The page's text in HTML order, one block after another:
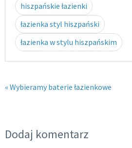
hiszpańskie łazienki
łazienka styl hiszpański
łazienka w stylu hiszpańskim
« Wybieramy baterie łazienkowe
Dodaj komentarz